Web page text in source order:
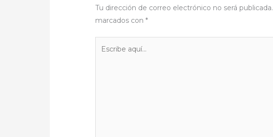
Tu dirección de correo electrónico no será publicada.
marcados con*